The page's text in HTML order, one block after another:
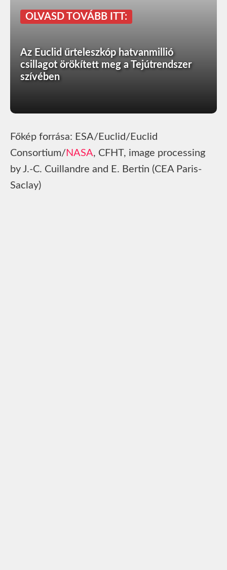
OLVASD TOVÁBB ITT:
Az Euclid űrteleszkóp hatvanmillió
csillagot örökített meg a Tejútrendszer
szívében
Főkép forrása: ESA/Euclid/Euclid
Consortium/NASA, CFHT, image processing
by J.-C. Cuillandre and E. Bertin (CEA Paris-
Saclay)